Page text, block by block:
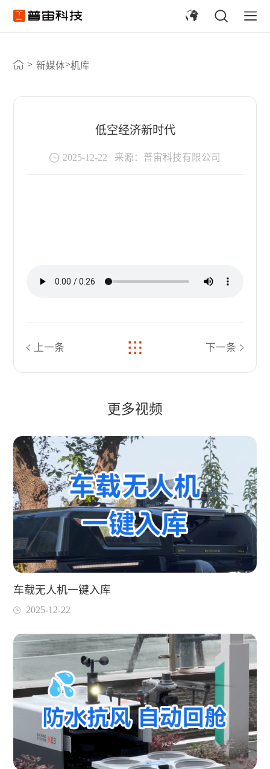
> 新媒体>机库
低空经济新时代
2025-12-22 来源：普宙科技有限公司
上一条 下一条
更多视频
车载无人机一键入库
2025-12-22